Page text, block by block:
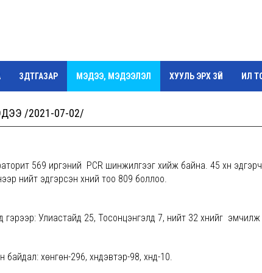
ЗДТГАЗАР МЭДЭЭ, МЭДЭЭЛЭЛ ХУУЛЬ ЭРХ ЗҮЙ ИЛ
/2021-07-02/
569 иргэний PCR шинжилгээг хийж байна. 45 хүн
нийт эдгэрсэн хүний тоо 809 боллоо.
гэрээр: Улиастайд 25, Тосонцэнгэлд 7, нийт 32 хүнийг
хөнгөн-296, хүндэвтэр-98, хүнд-10.